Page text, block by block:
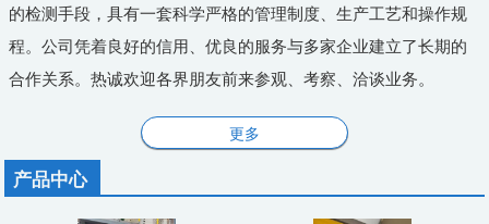
的检测手段，具有一套科学严格的管理制度、生产工艺和操作规
程。公司凭着良好的信用、优良的服务与多家企业建立了长期的
合作关系。热诚欢迎各界朋友前来参观、考察、洽谈业务。
更多
产品中心